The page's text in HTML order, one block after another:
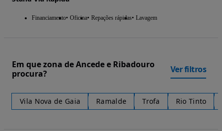
Financiamento Oficina Repações rápidas Lavagem
Em que zona de Ancede e Ribadouro
procura?
Ver filtros
Vila Nova de Gaia Ramalde Trofa Rio Tinto